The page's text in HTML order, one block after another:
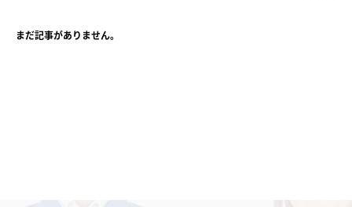
まだ記事がありません。